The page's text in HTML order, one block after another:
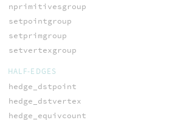
nprimitivesgroup
setpointgroup
setprimgroup
setvertexgroup
HALF-EDGES
hedge_dstpoint
hedge_dstvertex
hedge_equivcount